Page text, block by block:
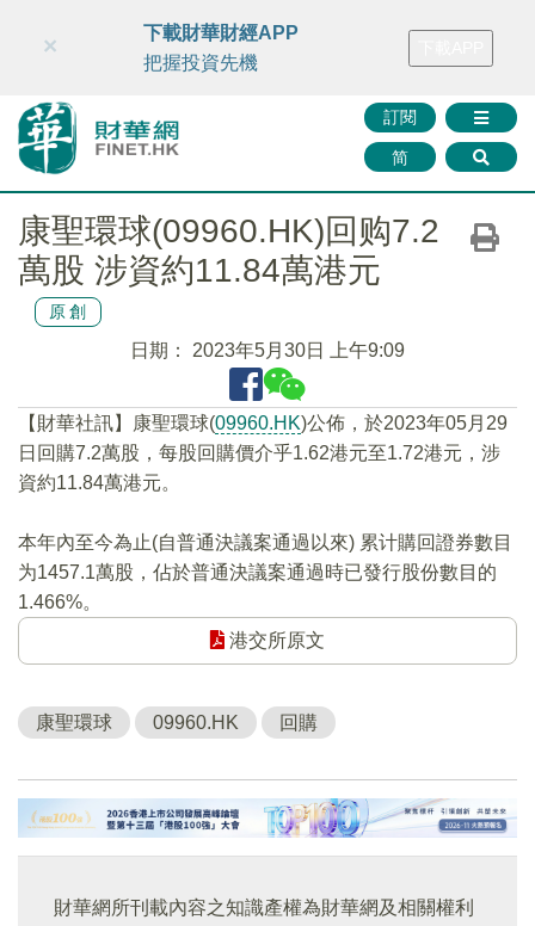
財華智庫網 FINTV FINMETA 財華證券 媒體矩陣
訂閱
简
×
下載財華財經APP
把握投資先機
康聖環球(09960.HK)回购7.2
萬股 涉資約11.84萬港元
原創
日期： 2023年5月30日 上午9:09
【財華社訊】康聖環球(09960.HK)公佈，於2023年05月29
日回購7.2萬股，每股回購價介乎1.62港元至1.72港元，涉
資約11.84萬港元。
本年內至今為止(自普通決議案通過以來) 累计購回證券數目
为1457.1萬股，佔於普通決議案通過時已發行股份數目的
1.466%。
港交所原文
康聖環球 09960.HK 回購
財華網所刊載內容之知識產權為財華網及相關權利